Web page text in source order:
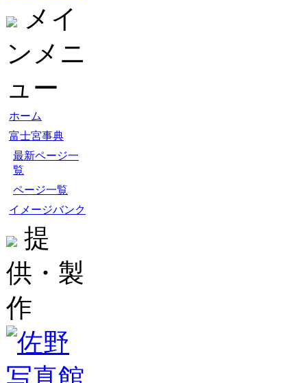
メイ
ンメニ
ュー
ホーム
富士宮事典
最新ページ一
覧
ページ一覧
イメージバンク
提
供・製
作